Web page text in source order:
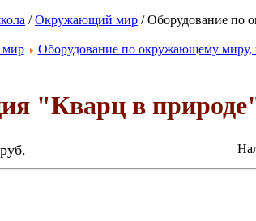
/Окружающий мир / Оборудование по
Оборудование по окружающему миру,
"Кварц в